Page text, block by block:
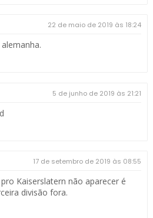
22 de maio de 2019 às 18:24
5 de junho de 2019 às 21:21
17 de setembro de 2019 às 08:55
Kaiserslatern não aparecer é
divisão fora.